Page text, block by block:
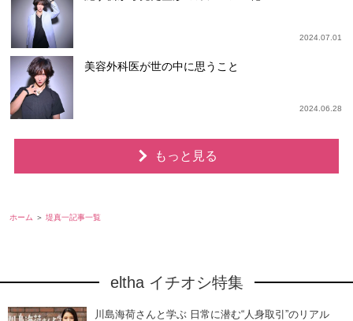
2024.07.01
美容外科医が世の中に思うこと
2024.06.28
もっと見る
ホーム 堤真一記事一覧
eltha イチオシ特集
川島海荷さんと学ぶ 日常に潜む“人身取引”のリアル